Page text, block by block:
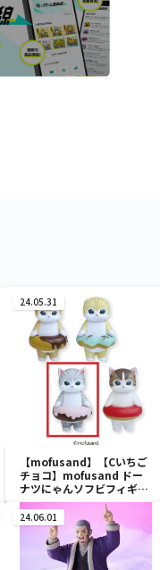
24.05.31
【mofusand】【Cいちご
チョコ】mofusand ドー
ナツにゃんソフビフィギュ
ア
24.06.01